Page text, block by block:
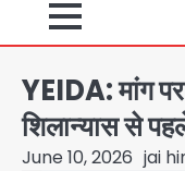
YEIDA: मांग
शिलान्यास से
June 10, 2026 jai